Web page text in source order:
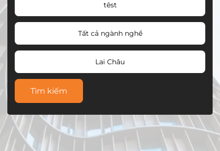
têst
Tất cả ngành nghề
Lai Châu
Tìm kiếm